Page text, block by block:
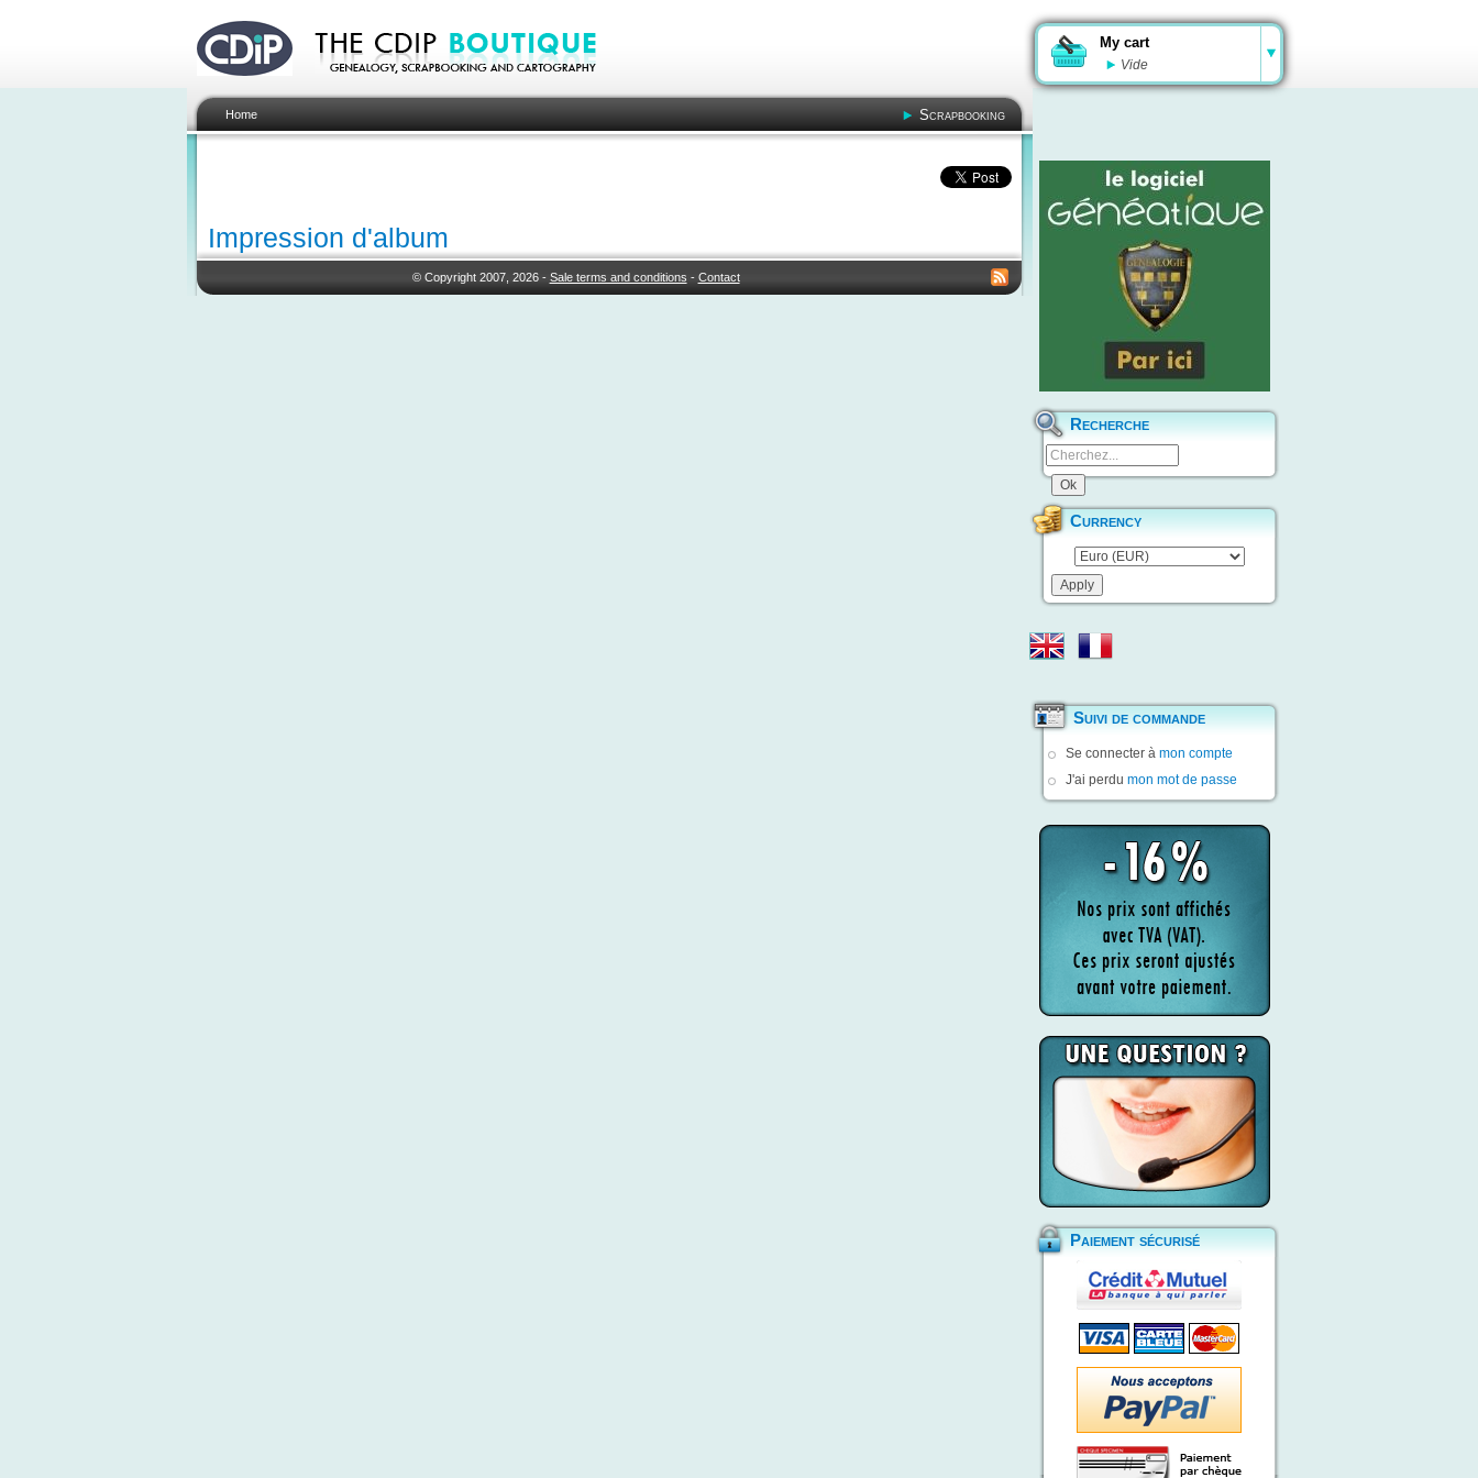
My cart
Vide
Home Scrapbooking
Impression d'album
© Copyright 2007, 2026 - Sale terms and conditions - Contact
Recherche
Currency
Suivi de commande
Se connecter à mon compte
J'ai perdu mon mot de passe
Paiement sécurisé